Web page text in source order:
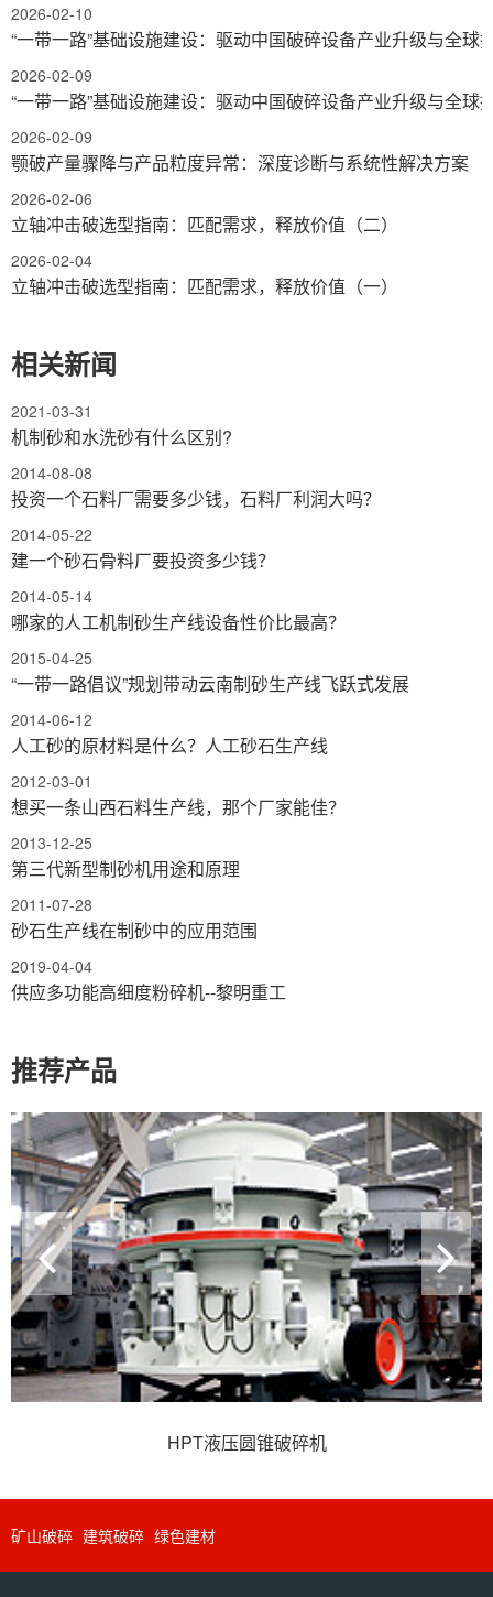
2026-02-10
“一带一路”基础设施建设：驱动中国破碎设备产业升级与全球
2026-02-09
“一带一路”基础设施建设：驱动中国破碎设备产业升级与全球
2026-02-09
颚破产量骤降与产品粒度异常：深度诊断与系统性解决方案
2026-02-06
立轴冲击破选型指南：匹配需求，释放价值（二）
2026-02-04
立轴冲击破选型指南：匹配需求，释放价值（一）
相关新闻
2021-03-31
机制砂和水洗砂有什么区别?
2014-08-08
投资一个石料厂需要多少钱，石料厂利润大吗？
2014-05-22
建一个砂石骨料厂要投资多少钱？
2014-05-14
哪家的人工机制砂生产线设备性价比最高？
2015-04-25
“一带一路倡议”规划带动云南制砂生产线飞跃式发展
2014-06-12
人工砂的原材料是什么？人工砂石生产线
2012-03-01
想买一条山西石料生产线，那个厂家能佳？
2013-12-25
第三代新型制砂机用途和原理
2011-07-28
砂石生产线在制砂中的应用范围
2019-04-04
供应多功能高细度粉碎机--黎明重工
推荐产品
HPT液压圆锥破碎机
矿山破碎 建筑破碎 绿色建材